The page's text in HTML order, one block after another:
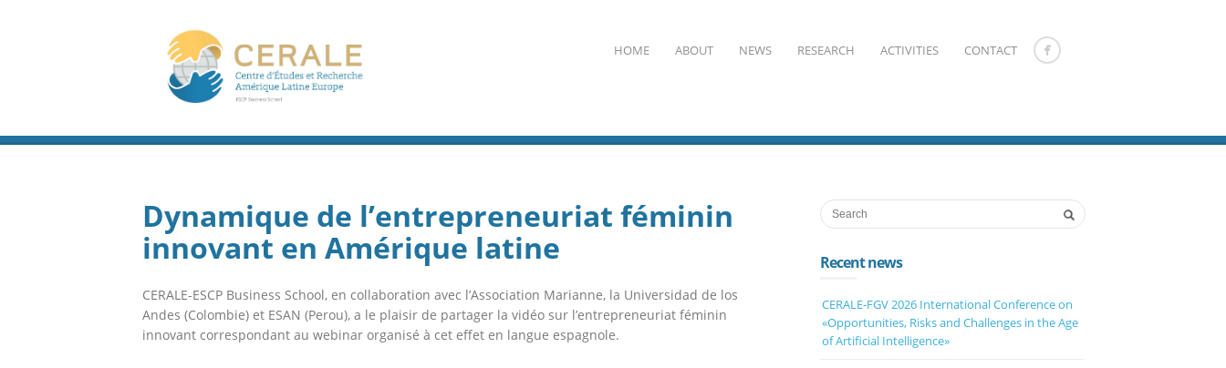
HOME ABOUT NEWS RESEARCH ACTIVITIES CONTACT
Dynamique de l’entrepreneuriat féminin
innovant en Amérique latine
CERALE-ESCP Business School, en collaboration avec l’Association Marianne, la Universidad de los
Andes (Colombie) et ESAN (Perou), a le plaisir de partager la vidéo sur l’entrepreneuriat féminin
innovant correspondant au webinar organisé à cet effet en langue espagnole.
Recent news
CERALE-FGV 2026 International Conference on
«Opportunities, Risks and Challenges in the Age
of Artificial Intelligence»